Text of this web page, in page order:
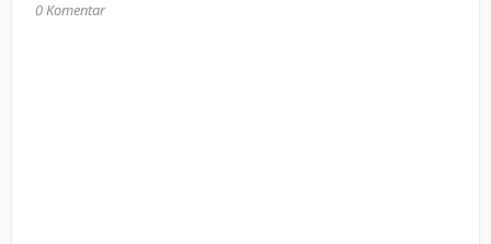
0 Komentar